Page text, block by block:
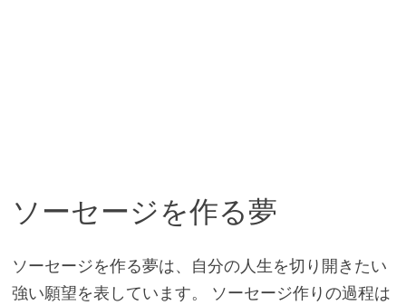
ソーセージを作る夢
ソーセージを作る夢は、自分の人生を切り開きたい
強い願望を表しています。 ソーセージ作りの過程は